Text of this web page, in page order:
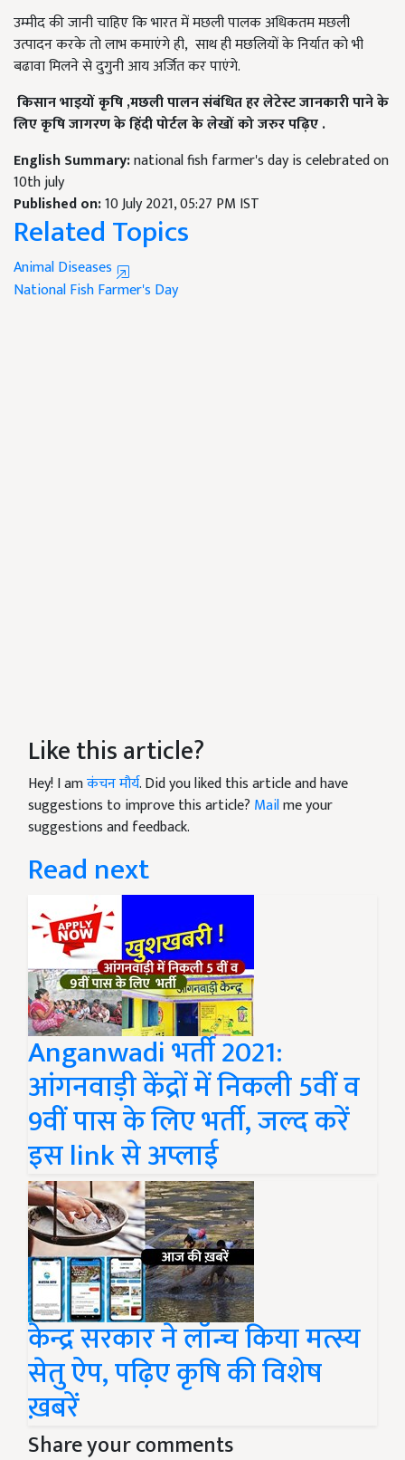
उम्मीद की जानी चाहिए कि भारत में मछली पालक अधिकतम मछली
उत्पादन करके तो लाभ कमाएंगे ही, साथ ही मछलियों के निर्यात को भी
बढावा मिलने से दुगुनी आय अर्जित कर पाएंगे.
किसान भाइयों कृषि ,मछली पालन संबंधित हर लेटेस्ट जानकारी पाने के
लिए कृषि जागरण के हिंदी पोर्टल के लेखों को जरुर पढ़िए .
English Summary:national fish farmer's day is celebrated on
10th july
Published on:10 July 2021, 05:27 PM IST
Related Topics
Animal Diseases
National Fish Farmer's Day
Like this article?
Hey! I amकंचन मौर्य. Did you liked this article and have
suggestions to improve this article? Mailme your
suggestions and feedback.
Read next
Anganwadi भर्ती 2021:
आंगनवाड़ी केंद्रों में निकली 5वीं व
9वीं पास के लिए भर्ती, जल्द करें
इस link से अप्लाई
केन्द्र सरकार ने लॉन्च किया मत्स्य
सेतु ऐप, पढ़िए कृषि की विशेष
ख़बरें
Share your comments